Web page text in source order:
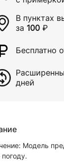
В пунктах
за 100 ₽
Бесплатно
дней
Модель